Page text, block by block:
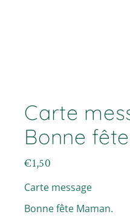
Carte
Bonne
€1,50
Carte message
Bonne fête Maman.